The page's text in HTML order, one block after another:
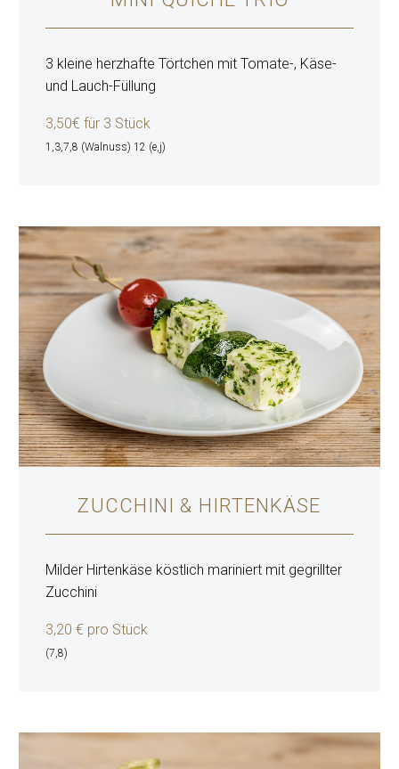
3 kleine herzhafte Törtchen mit Tomate-, Käse-
und Lauch-Füllung
3,50€ für 3 Stück
1,3,7,8 (Walnuss) 12 (e,j)
ZUCCHINI & HIRTENKÄSE
Milder Hirtenkäse köstlich mariniert mit gegrillter
Zucchini
3,20 € pro Stück
(7,8)